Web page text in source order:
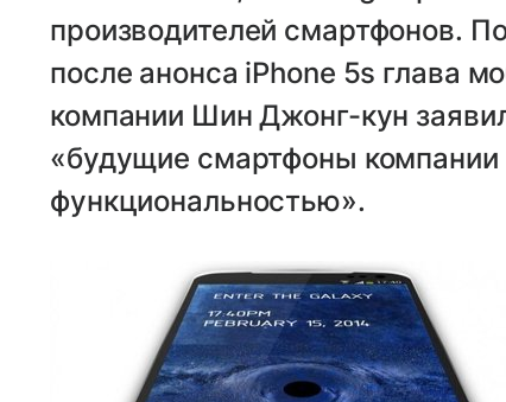
производителей смартфонов.
после анонса iPhone 5s глава
компании Шин Джонг-кун
«будущие смартфоны компании
функциональностью».